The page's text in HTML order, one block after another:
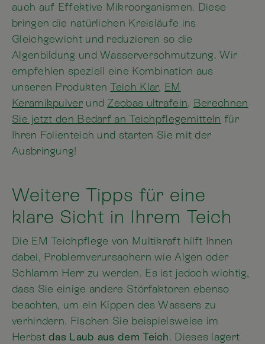
auch auf Effektive Mikroorganismen. Diese
bringen die natürlichen Kreisläufe ins
Gleichgewicht und reduzieren so die
Algenbildung und Wasserverschmutzung. Wir
empfehlen speziell eine Kombination aus
unseren ProduktenTeich Klar, EM
Keramikpulverund Zeobas ultrafein. Berechnen
Sie jetzt den Bedarf an Teichpflegemitteln für
Ihren Folienteich und starten Sie mit der
Ausbringung!
Weitere Tipps für eine
klare Sicht in Ihrem Teich
Die EM Teichpflege von Multikraft hilft Ihnen
dabei, Problemverursachern wie Algen oder
Schlamm Herr zu werden. Es ist jedoch wichtig,
dass Sie einige andere Störfaktoren ebenso
beachten, um ein Kippen des Wassers zu
verhindern. Fischen Sie beispielsweise im
Herbstdas Laub aus dem Teich. Dieses lagert